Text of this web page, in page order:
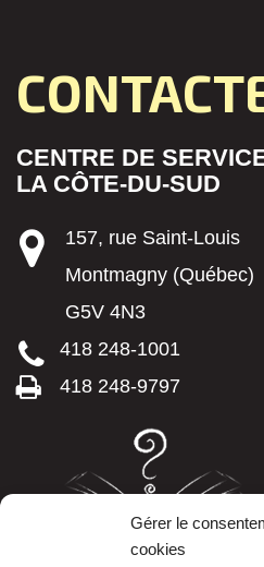
Gérer le
cookies
CENTRE DE
LA CÔTE-DU-SUD
157, rue Saint-Louis
Montmagny (Québec)
G5V 4N3
418 248-1001
418 248-9797